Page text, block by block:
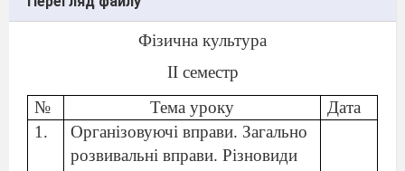
Фізична культура
ІІ семестр
№
Тема уроку
Дата
1.
Організовуючі вправи. Загально
розвивальні вправи. Різновиди